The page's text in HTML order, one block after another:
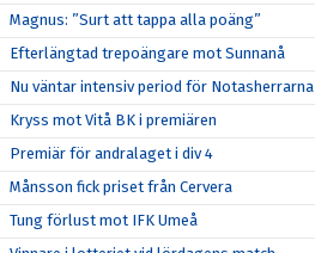
Magnus: ”Surt att tappa alla poäng”
Efterlängtad trepoängare mot Sunnanå
Nu väntar intensiv period för Notasherrarna
Kryss mot Vitå BK i premiären
Premiär för andralaget i div 4
Månsson fick priset från Cervera
Tung förlust mot IFK Umeå